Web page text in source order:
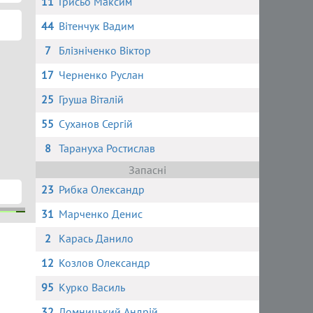
44 Вітенчук Вадим
7
Блізніченко Віктор
17 Черненко Руслан
25 Груша Віталій
55 Суханов Сергій
8 Тарануха Ростислав
Запасні
23 Рибка Олександр
31 Марченко Денис
2
Карась Данило
12 Козлов Олександр
95 Курко Василь